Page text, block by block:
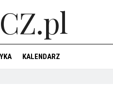
KALENDARZ